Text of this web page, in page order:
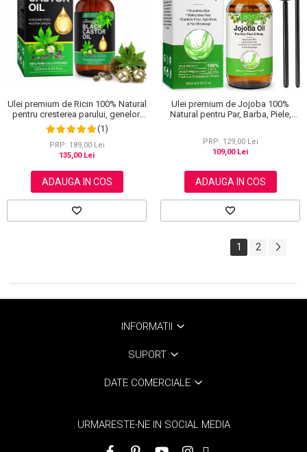
Ulei premium de Ricin 100% Natural
pentru cresterea parului, genelor,
sprancenelor si unghiilor, Aliver 120
ml
(1)
PRP: 189,00 Lei
135,00 Lei
ADAUGA IN COS
Ulei premium de Jojoba 100%
Natural pentru Par, Barba, Piele,
PRP: 129,00 Lei
109,00 Lei
ADAUGA IN COS
1 2
INFORMATII
SUPORT
DATE COMERCIALE
URMARESTE-NE IN SOCIAL MEDIA